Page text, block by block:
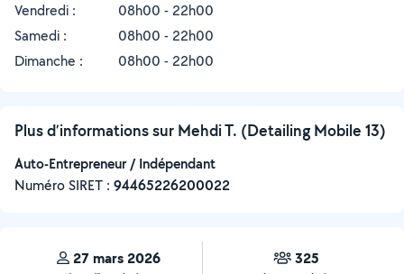
Vendredi :
08h00 - 22h00
Samedi :
08h00 - 22h00
Dimanche :
08h00 - 22h00
Plus d’informations sur Mehdi T. (Detailing Mobile 13)
Auto-Entrepreneur / Indépendant
Numéro SIRET : ‍94465226200022
27 mars 2026 325